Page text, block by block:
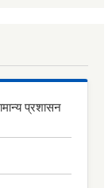
प्रशासन